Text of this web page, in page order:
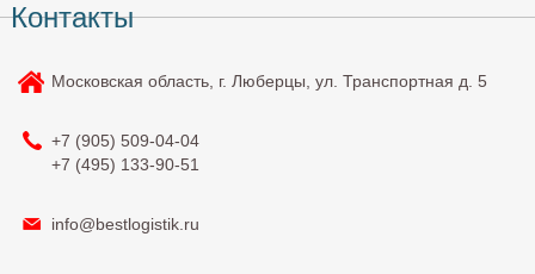
Контакты
Московская область, г. Люберцы, ул. Транспортная д. 5
+7 (905) 509-04-04
+7 (495) 133-90-51
info@bestlogistik.ru